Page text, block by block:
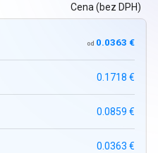
Cena (bez DPH)
od 0.0363 €
0.1718 €
0.0859 €
0.0363 €